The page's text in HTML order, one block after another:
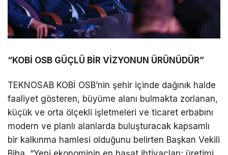
“KOBİ OSB GÜÇLÜ BİR VİZYONUN ÜRÜNÜDÜR”
TEKNOSAB KOBİ OSB’nin şehir içinde dağınık halde
faaliyet gösteren, büyüme alanı bulmakta zorlanan,
küçük ve orta ölçekli işletmeleri ve ticaret erbabını
modern ve planlı alanlarda buluşturacak kapsamlı
bir kalkınma hamlesi olduğunu belirten Başkan Vekili